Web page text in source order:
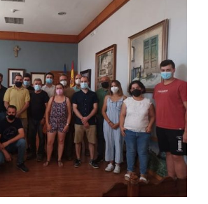
Educación
Ambiental
para
concienciar
sobre
el
cambio
climático
a
la
población
juvenil»